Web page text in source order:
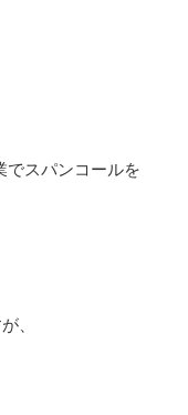
でスパンコールを
、